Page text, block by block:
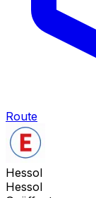
Route
Hessol
Hessol